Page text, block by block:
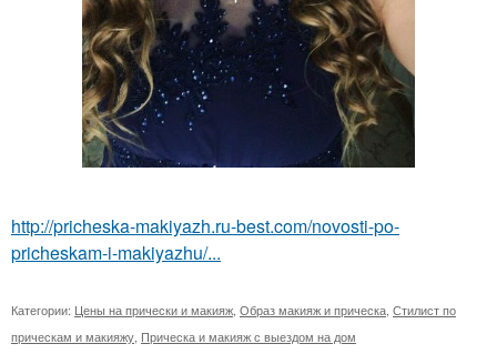
http://pricheska-makiyazh.ru-best.com/novosti-po-
pricheskam-i-makiyazhu/...
Категории: Цены на прически и макияж Образ макияж и прическа Стилист по
прическам и макияжу Прическа и макияж с выездом на дом